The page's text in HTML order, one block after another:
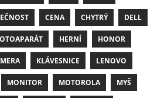
CENA CHYTRÝ DELL
HERNÍ HONOR
KLÁVESNICE LENOVO
MONITOR MOTOROLA MYŠ